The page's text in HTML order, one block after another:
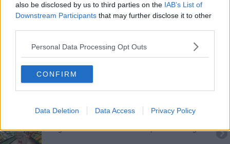
also be disclosed by us to third parties on the IAB’s List of
Downstream Participants that may further disclose it to other
Personal Data Processing Opt Outs
CONFIRM
Data Deletion Data Access Privacy Policy
Autobus, così in viaggio 25 Aprile e 1 Maggio
Comune
185 comuni al voto per il nuovo Sindaco - MAPPE
Seggi aperti per le elezioni europee e comunali
Frigo vuoto? Ecco dove far la spesa a Ferragosto